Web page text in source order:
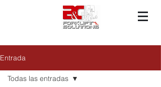
Entrada
Todas las entradas